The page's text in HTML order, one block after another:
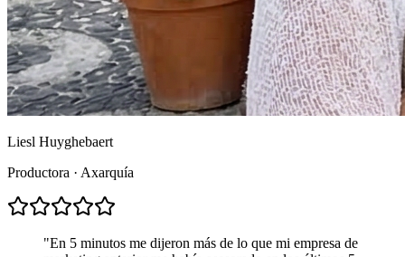
Liesl Huyghebaert
Productora · Axarquía
"En 5 minutos me dijeron más de lo que mi empresa de